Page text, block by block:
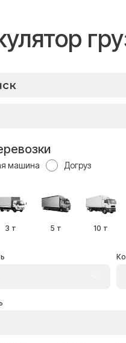
машина Догруз
3 т 5 т 10 т